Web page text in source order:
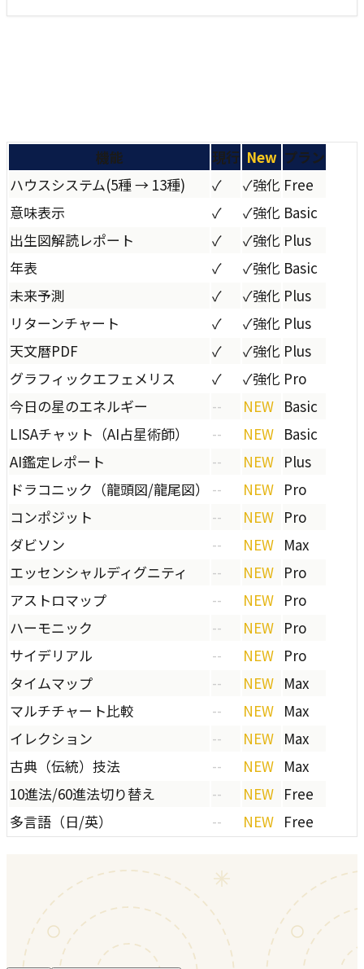
機能 現行 New プラン
ハウスシステム(5種 → 13種) ✓ ✓強化 Free
意味表示
✓ ✓強化 Basic
出生図解読レポート
✓ ✓強化 Plus
年表
✓ ✓強化 Basic
未来予測
✓ ✓強化 Plus
リターンチャート
✓ ✓強化 Plus
天文暦PDF
✓ ✓強化 Plus
グラフィックエフェメリス
✓ ✓強化 Pro
今日の星のエネルギー
-- NEW Basic
LISAチャット（AI占星術師）
-- NEW Basic
AI鑑定レポート
-- NEW Plus
ドラコニック（龍頭図/龍尾図）
-- NEW Pro
コンポジット
-- NEW Pro
ダビソン
-- NEW Max
エッセンシャルディグニティ
-- NEW Pro
アストロマップ
-- NEW Pro
ハーモニック
-- NEW Pro
サイデリアル
-- NEW Pro
タイムマップ
-- NEW Max
マルチチャート比較
-- NEW Max
イレクション
-- NEW Max
古典（伝統）技法
-- NEW Max
10進法/60進法切り替え
-- NEW Free
多言語（日/英）
-- NEW Free